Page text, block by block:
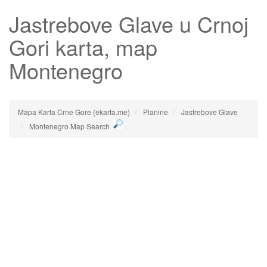
Jastrebove Glave u Crnoj
Gori karta, map
Montenegro
Mapa Karta Crne Gore (ekarta.me) Planine
Jastrebove Glave
Montenegro Map Search